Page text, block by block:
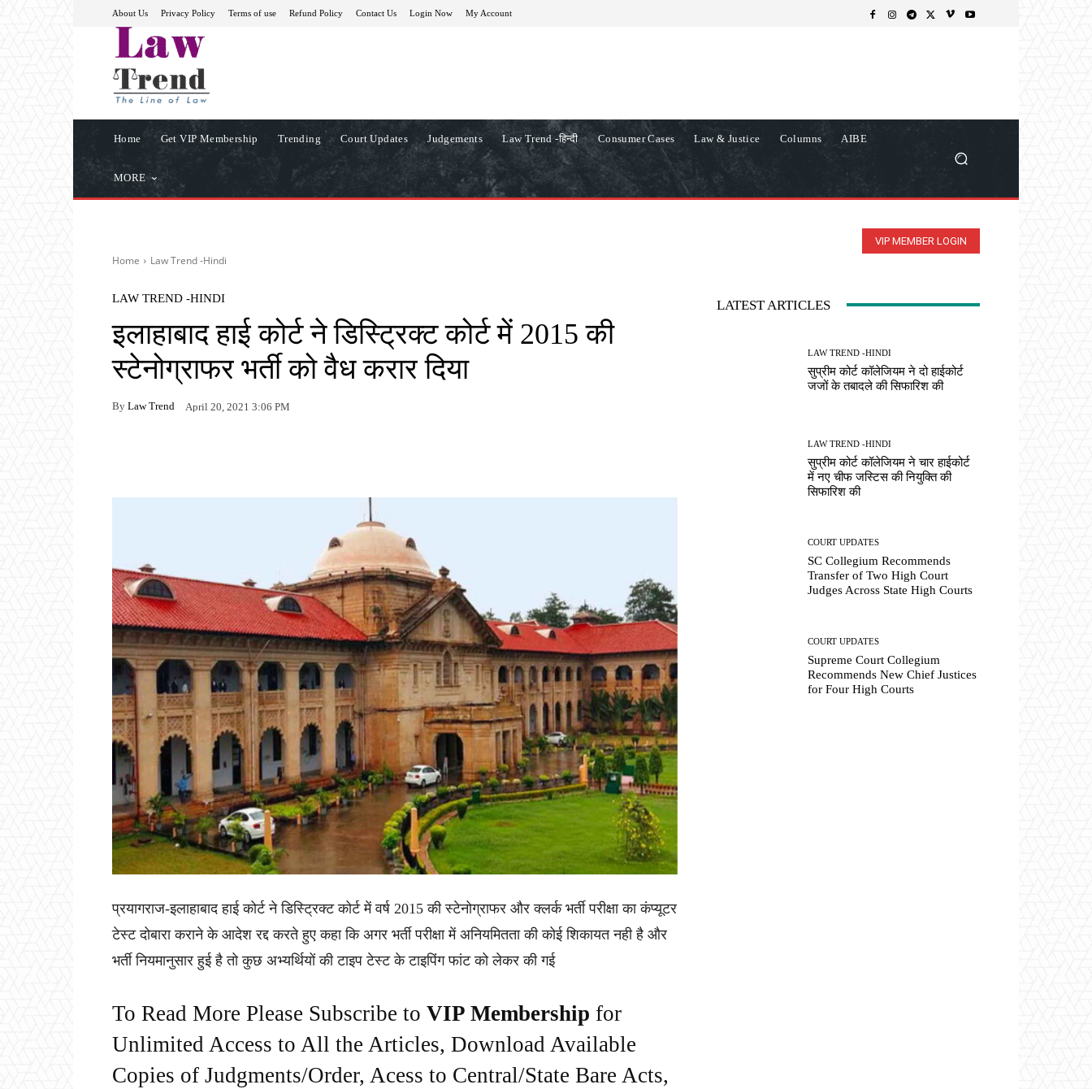
About Us Privacy Policy Terms of use Refund Policy Contact Us Login Now My Account
Home Get VIP Membership Trending Court Updates Judgements Law Trend -हिन्दी Consumer Cases Law & Justice Columns AIBE
MORE
VIP MEMBER LOGIN
Home Law Trend -Hindi
LAW TREND -HINDI
इलाहाबाद हाई कोर्ट ने डिस्ट्रिक्ट कोर्ट में 2015 की
स्टेनोग्राफर भर्ती को वैध करार दिया
By Law Trend April 20, 2021 3:06 PM
प्रयागराज-इलाहाबाद हाई कोर्ट ने डिस्ट्रिक्ट कोर्ट में वर्ष 2015 की स्टेनोग्राफर और क्लर्क भर्ती परीक्षा का कंप्यूटर
टेस्ट दोबारा कराने के आदेश रद्द करते हुए कहा कि अगर भर्ती परीक्षा में अनियमितता की कोई शिकायत नही है और
भर्ती नियमानुसार हुई है तो कुछ अभ्यर्थियों की टाइप टेस्ट के टाइपिंग फांट को लेकर की गई
To Read More Please Subscribe to VIP Membership for
Unlimited Access to All the Articles, Download Available
Copies of Judgments/Order, Acess to Central/State Bare Acts,
LATEST ARTICLES
LAW TREND -HINDI
सुप्रीम कोर्ट कॉलेजियम ने दो हाईकोर्ट
जजों के तबादले की सिफारिश की
LAW TREND -HINDI
सुप्रीम कोर्ट कॉलेजियम ने चार हाईकोर्ट
में नए चीफ जस्टिस की नियुक्ति की
सिफारिश की
COURT UPDATES
SC Collegium Recommends
Transfer of Two High Court
Judges Across State High Courts
COURT UPDATES
Supreme Court Collegium
Recommends New Chief Justices
for Four High Courts